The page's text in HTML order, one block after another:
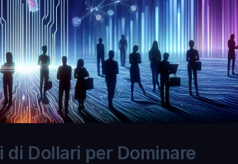
di Dollari per Dominare